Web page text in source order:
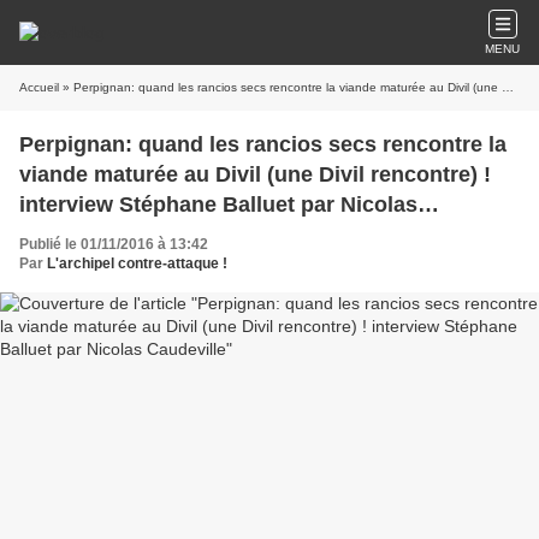
MENU
Accueil » Perpignan: quand les rancios secs rencontre la viande maturée au Divil (une Divil rencontre) ! interview Stéphane Balluet par Nicolas Caudeville
Perpignan: quand les rancios secs rencontre la
viande maturée au Divil (une Divil rencontre) !
interview Stéphane Balluet par Nicolas
Caudeville
Publié le 01/11/2016 à 13:42
Par L'archipel contre-attaque !